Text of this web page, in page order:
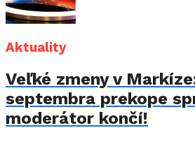
Aktuality
Veľké zmeny v
septembra prekope
moderátor končí!